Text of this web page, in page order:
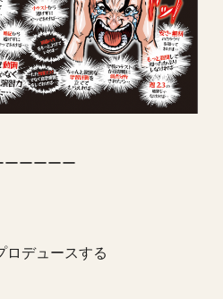
ーーーー
ロデュースする